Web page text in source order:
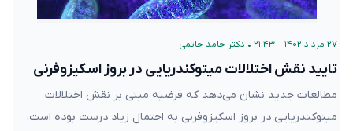
۲۷ مرداد ۱۴۰۲ – ۲۱:۴۳ • دکتر حامد حاتمی
تایید نقش اختلالات میتوکندریایی در بروز اسکیزوفرنی
مطالعات جدید نشان می‌دهد که فرضیه مبنی بر نقش اختلالات
میتوکندریایی در بروز اسکیزوفرنی به احتمال زیاد درست بوده است.